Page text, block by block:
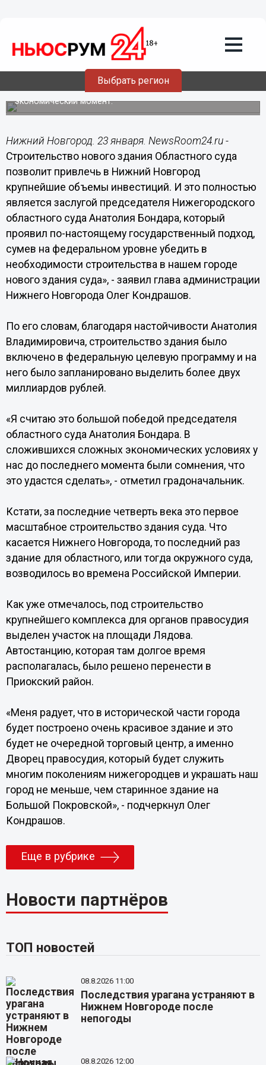
Выбрать регион
Председатель областного суда
Анатолий Бондар проявил
государственный подход, - Кондрашов
Глава администрации города назвал большой победой
привлечение крупных инвестиций в такой сложный
экономический момент.
Нижний Новгород. 23 января. NewsRoom24.ru -
Строительство нового здания Областного суда
позволит привлечь в Нижний Новгород
крупнейшие объемы инвестиций. И это полностью
является заслугой председателя Нижегородского
областного суда Анатолия Бондара, который
проявил по-настоящему государственный подход,
сумев на федеральном уровне убедить в
необходимости строительства в нашем городе
нового здания суда», - заявил глава администрации
Нижнего Новгорода Олег Кондрашов.
По его словам, благодаря настойчивости Анатолия
Владимировича, строительство здания было
включено в федеральную целевую программу и на
него было запланировано выделить более двух
миллиардов рублей.
«Я считаю это большой победой председателя
областного суда Анатолия Бондара. В
сложившихся сложных экономических условиях у
нас до последнего момента были сомнения, что
это удастся сделать», - отметил градоначальник.
Кстати, за последние четверть века это первое
масштабное строительство здания суда. Что
касается Нижнего Новгорода, то последний раз
здание для областного, или тогда окружного суда,
возводилось во времена Российской Империи.
Как уже отмечалось, под строительство
крупнейшего комплекса для органов правосудия
выделен участок на площади Лядова.
Автостанцию, которая там долгое время
располагалась, было решено перенести в
Приокский район.
«Меня радует, что в исторической части города
будет построено очень красивое здание и это
будет не очередной торговый центр, а именно
Дворец правосудия, который будет служить
многим поколениям нижегородцев и украшать наш
город не меньше, чем старинное здание на
Большой Покровской», - подчеркнул Олег
Кондрашов.
Еще в рубрике
Новости партнёров
ТОП новостей
08.8.2026 11:00
Последствия урагана устраняют в
Нижнем Новгороде после
непогоды
08.8.2026 12:00